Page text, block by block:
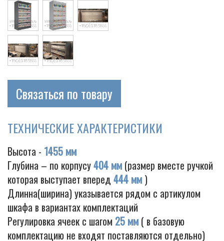
Cigarette
Связаться по товару
ТЕХНИЧЕСКИЕ ХАРАКТЕРИСТИКИ
Высота - 1455 мм
Глубина – по корпусу404 мм (размер вместе ручкой
которая выступает вперед444 мм )
Длинна(ширина) указывается рядом с артикулом
шкафа в вариантах комплектаций
Регулировка ячеек с шагом 25 мм ( в базовую
комплектацию не входят поставляются отдельно)